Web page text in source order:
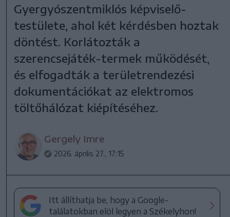
Gyergyószentmiklós képviselő-
testülete, ahol két kérdésben hoztak
döntést. Korlátozták a
szerencsejáték-termek működését,
és elfogadták a területrendezési
dokumentációkat az elektromos
töltőhálózat kiépítéséhez.
Gergely Imre
2026. április 27., 17:15
Itt állíthatja be, hogy a Google-
találatokban elöl legyen a Székelyhon!